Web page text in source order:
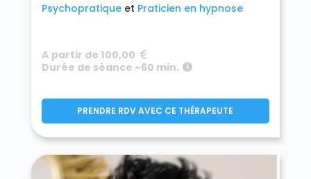
Psychopratique
Praticien en hypnose
A partir de 100,00
Durée de séance ~60 min.
PRENDRE RDV AVEC CE THÉRAPEUTE